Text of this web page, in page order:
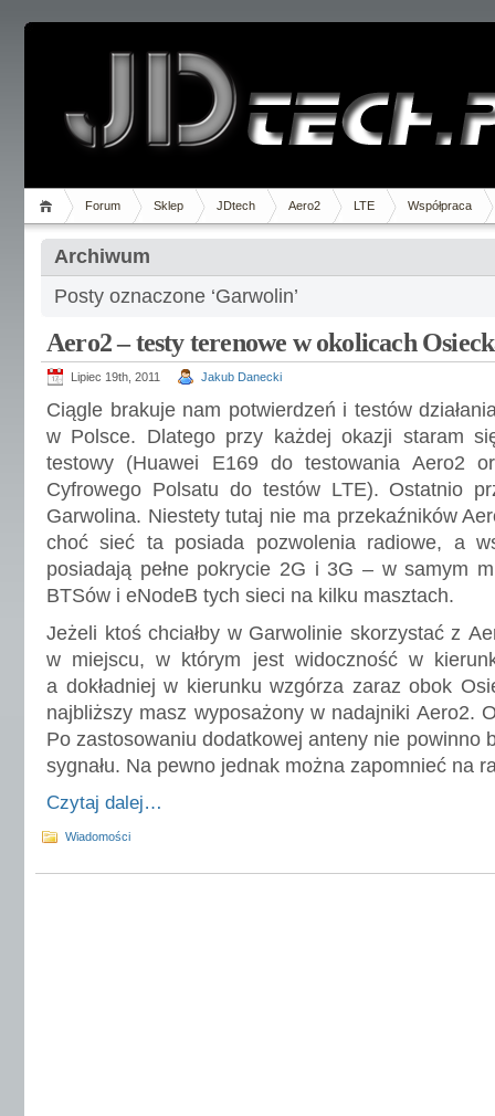
Forum Sklep JDtech Aero2 LTE Współpraca
Archiwum
Posty oznaczone ‘Garwolin’
Aero2 – testy terenowe w okolicach
Lipiec 19th, 2011 Jakub Danecki
Ciągle brakuje nam potwierdzeń i testów
w Polsce. Dlatego przy każdej okazji staram
testowy (Huawei E169 do testowania Aero2
Cyfrowego Polsatu do testów LTE). Ostatnio
Garwolina. Niestety tutaj nie ma przekaźników
choć sieć ta posiada pozwolenia radiowe, a
posiadają pełne pokrycie 2G i 3G – w samym
BTSów i eNodeB tych sieci na kilku masztach.
Jeżeli ktoś chciałby w Garwolinie skorzystać z
w miejscu, w którym jest widoczność w
a dokładniej w kierunku wzgórza zaraz obok
najbliższy masz wyposażony w nadajniki Aero2.
Po zastosowaniu dodatkowej anteny nie powinno
sygnału. Na pewno jednak można zapomnieć na
Czytaj dalej…
Wiadomości